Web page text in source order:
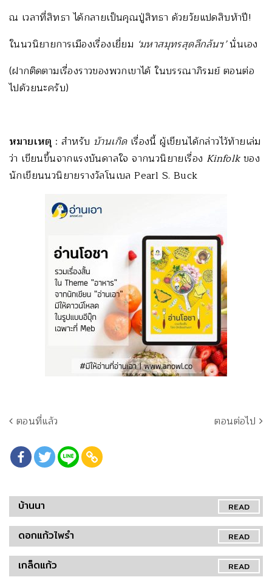
ณ เวลาที่สิทธา ได้กลายเป็นคุณปู่สิทธา ด้วยวัยแปดสิบห้าปี!
ในนวนิยายการเมืองเรื่องเยี่ยม ‘มหาสมุทรสุดลึกล้นฯ’นั่นเอง
(ฝากติดตามเรื่องราวของพวกเขาได้ ในบรรณาภิรมย์ ตอนต่อ
ไปด้วยนะครับ)
หมายเหตุ : สำหรับ บ้านเกิด เรื่องนี้ ผู้เขียนได้กล่าวไว้ท้ายเล่ม
ว่า เขียนขึ้นจากแรงบันดาลใจ จากนวนิยายเรื่อง Kinfolkของ
นักเขียนนวนิยายรางวัลโนเบล Pearl S. Buck
ตอนที่แล้ว ตอนต่อไป
READ
บ้านนา
READ
ดอกแก้วไพรำ
READ
เกล็ดแก้ว